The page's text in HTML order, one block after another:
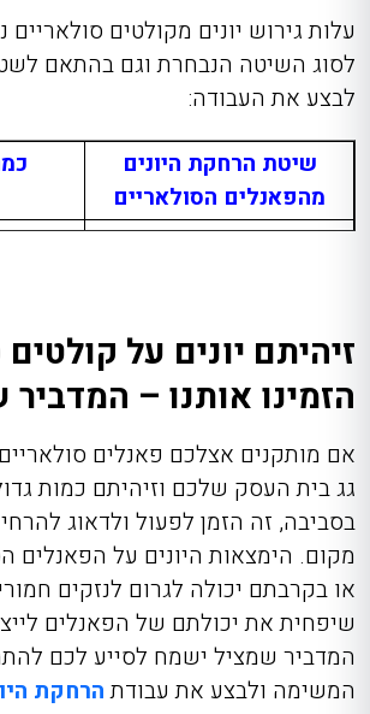
עלות גירוש יונים מקולטים
לסוג השיטה הנבחרת וגם בהתאם
לבצע את העבודה:
שיטת הרחקת היונים
מהפאנלים הסולאריים
באמצעות רשת צפופה
בין 40 ל-140 ₪ לכל מ”ר
זיהיתם יונים על
הזמינו אותנו –
אם מותקנים אצלכם פאנלים
גג בית העסק שלכם וזיהיתם כמות
בסביבה, זה הזמן לפעול ולדאוג
מקום. הימצאות היונים על הפאנלים
או בקרבתם יכולה לגרום לנזקים
שיפחית את יכולתם של הפאנלים
המדביר שמציל ישמח לסייע לכם
המשימה ולבצע את עבודת הרחקת